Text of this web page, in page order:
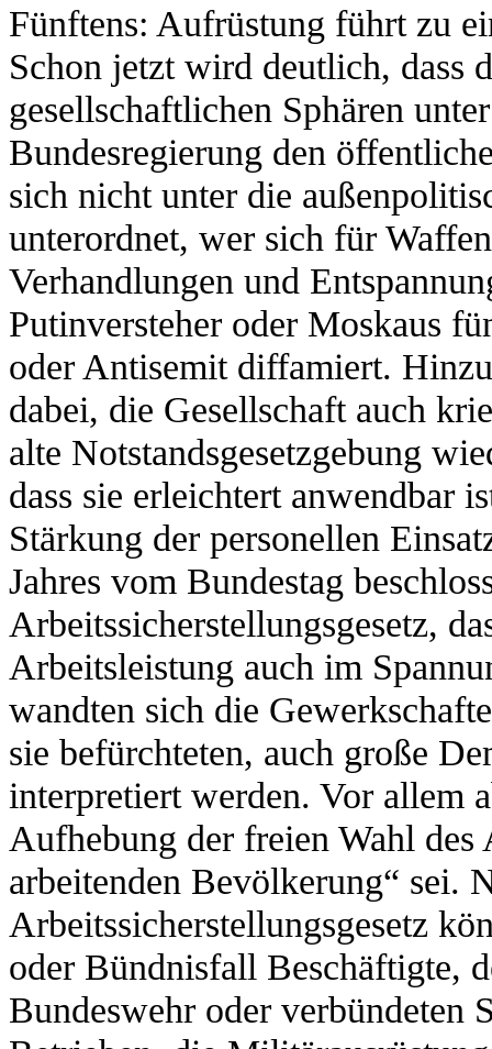
Fünftens: Aufrüstung führt zu
Schon jetzt wird deutlich, dass
gesellschaftlichen Sphären
Bundesregierung den
sich nicht unter die
unterordnet, wer sich für
Verhandlungen und
Putinversteher oder Moskaus
oder Antisemit diffamiert.
dabei, die Gesellschaft auch
alte Notstandsgesetzgebung
dass sie erleichtert anwendbar
Stärkung der personellen
Jahres vom Bundestag
Arbeitssicherstellungsgesetz,
Arbeitsleistung auch im
wandten sich die
sie befürchteten, auch große
interpretiert werden. Vor allem
Aufhebung der freien Wahl des
arbeitenden Bevölkerung“ sei.
Arbeitssicherstellungsgesetz
oder Bündnisfall Beschäftigte,
Bundeswehr oder verbündeten